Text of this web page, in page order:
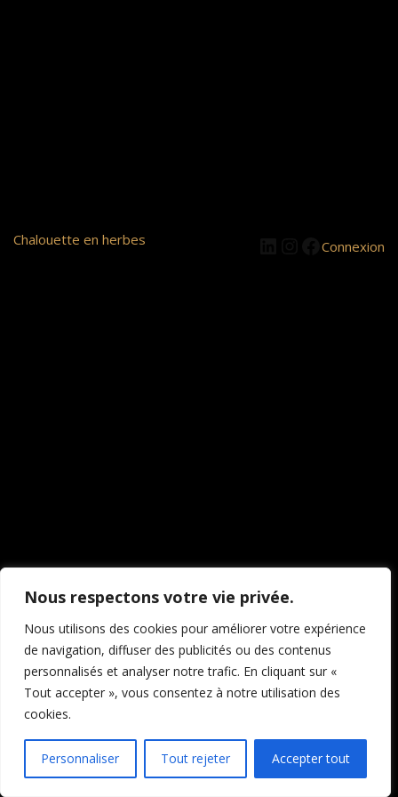
Nous respectons votre vie privée.
Nous utilisons des cookies pour améliorer votre expérience
de navigation, diffuser des publicités ou des contenus
personnalisés et analyser notre trafic. En cliquant sur «
Tout accepter », vous consentez à notre utilisation des
cookies.
Personnaliser Tout rejeter Accepter tout
Chalouette en herbes LinkedIn
Instagram
Facebook
Connexion